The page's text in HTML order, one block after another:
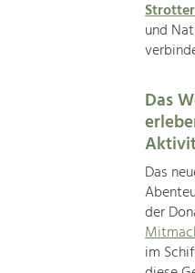
und
Das
Das
der
im